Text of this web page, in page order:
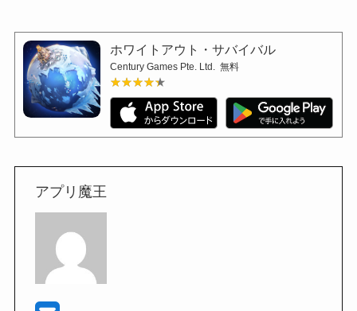
ホワイトアウト・サバイバル
Century Games Pte. Ltd. 無料
★★★★★
★★★★★
アプリ魔王